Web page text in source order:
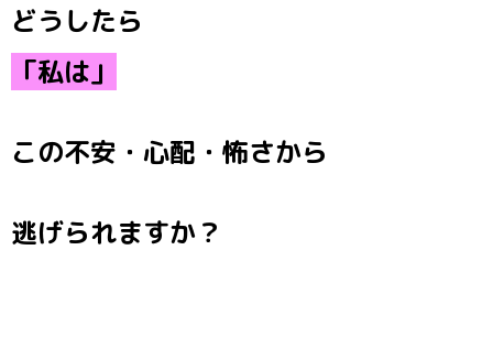
どうしたら
「私は」
この不安・心配・怖さから
逃げられますか？